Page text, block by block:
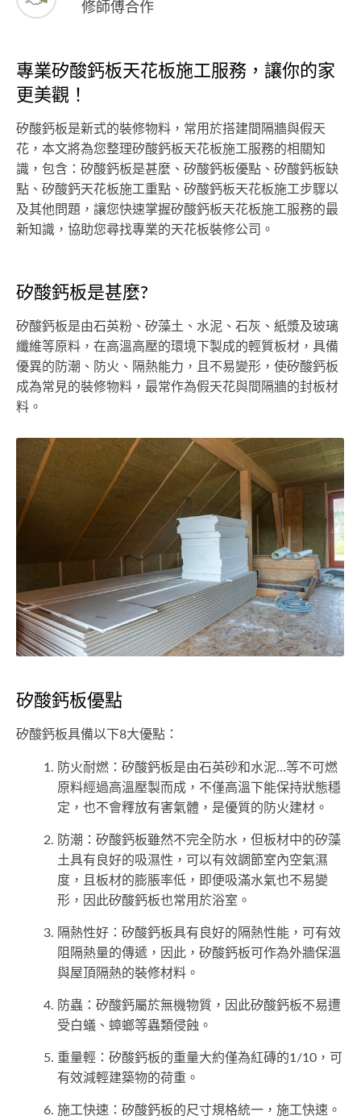
修師傅合作
專業矽酸鈣板天花板施工服務，讓你的家
更美觀！
矽酸鈣板是新式的裝修物料，常用於搭建間隔牆與假天
花，本文將為您整理矽酸鈣板天花板施工服務的相關知
識，包含：矽酸鈣板是甚麼、矽酸鈣板優點、矽酸鈣板缺
點、矽酸鈣天花板施工重點、矽酸鈣板天花板施工步驟以
及其他問題，讓您快速掌握矽酸鈣板天花板施工服務的最
新知識，協助您尋找專業的天花板裝修公司。
矽酸鈣板是甚麼?
矽酸鈣板是由石英粉、矽藻土、水泥、石灰、紙漿及玻璃
纖維等原料，在高溫高壓的環境下製成的輕質板材，具備
優異的防潮、防火、隔熱能力，且不易變形，使矽酸鈣板
成為常見的裝修物料，最常作為假天花與間隔牆的封板材
料。
矽酸鈣板優點
矽酸鈣板具備以下8大優點：
防火耐燃：矽酸鈣板是由石英砂和水泥…等不可燃
原料經過高溫壓製而成，不僅高溫下能保持狀態穩
定，也不會釋放有害氣體，是優質的防火建材。
防潮：矽酸鈣板雖然不完全防水，但板材中的矽藻
土具有良好的吸濕性，可以有效調節室內空氣濕
度，且板材的膨脹率低，即便吸滿水氣也不易變
形，因此矽酸鈣板也常用於浴室。
隔熱性好：矽酸鈣板具有良好的隔熱性能，可有效
阻隔熱量的傳遞，因此，矽酸鈣板可作為外牆保溫
與屋頂隔熱的裝修材料。
防蟲：矽酸鈣屬於無機物質，因此矽酸鈣板不易遭
受白蟻、蟑螂等蟲類侵蝕。
重量輕：矽酸鈣板的重量大約僅為紅磚的1/10，可
有效減輕建築物的荷重。
施工快速：矽酸鈣板的尺寸規格統一，施工快速。